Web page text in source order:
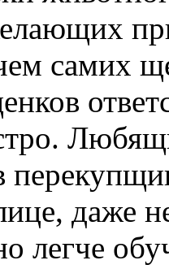
самих
даже
легче